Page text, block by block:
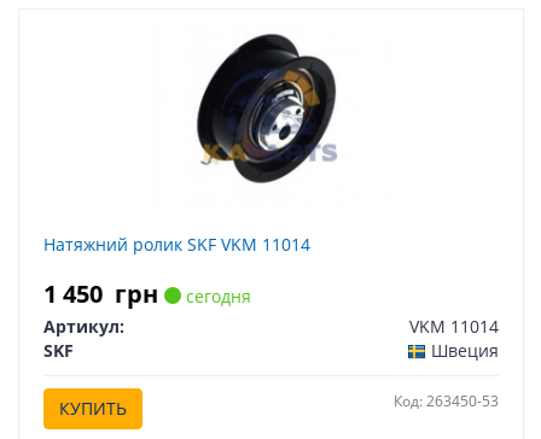
Натяжний ролик SKF VKM 11014
1 450 грн
сегодня
Артикул:
VKM 11014
SKF
Швеция
КУПИТЬ Код: 263450-53